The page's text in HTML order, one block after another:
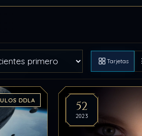
Tarjetas
DDLA 52
2023